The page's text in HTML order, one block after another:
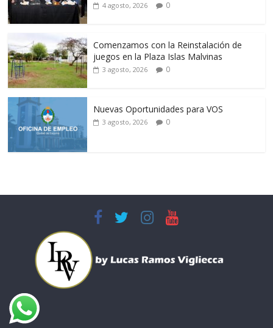
4 agosto, 2026 0
Comenzamos con la Reinstalación de
juegos en la Plaza Islas Malvinas
3 agosto, 2026 0
Nuevas Oportunidades para VOS
3 agosto, 2026 0